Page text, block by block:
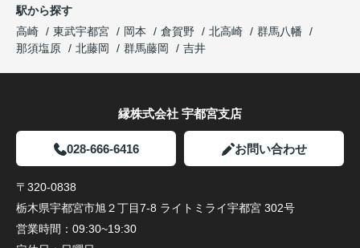
駅から探す
高崎
東武宇都宮 岡本 倉賀野 北高崎
群馬八幡
那須塩原
北藤岡 群馬藤岡 吉井
縁株式会社 宇都宮支店
028-666-6416 お問い合わせ
〒320-0838
栃木県宇都宮市旭２丁目7-8 ライトミライ宇都宮 302号
営業時間： 09:30~19:30